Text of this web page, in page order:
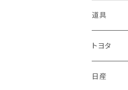
KTM
スバル
レクサス
アウディ
ダイハツ
スバル
レクサス
スズキ
マツダ
ミツビシ
ピラー
バンパー
フェンダー
ヤマハ
スズキ
カワサキ
排気系
マフラー
サイレンサー
外装
シートカバー
ハンドル系
道具
トヨタ
フロアマット
日産